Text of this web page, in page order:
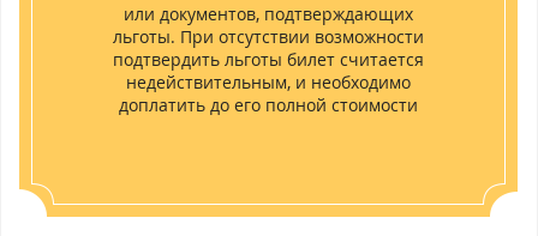
или документов, подтверждающих
льготы. При отсутствии возможности
подтвердить льготы билет считается
недействительным, и необходимо
доплатить до его полной стоимости